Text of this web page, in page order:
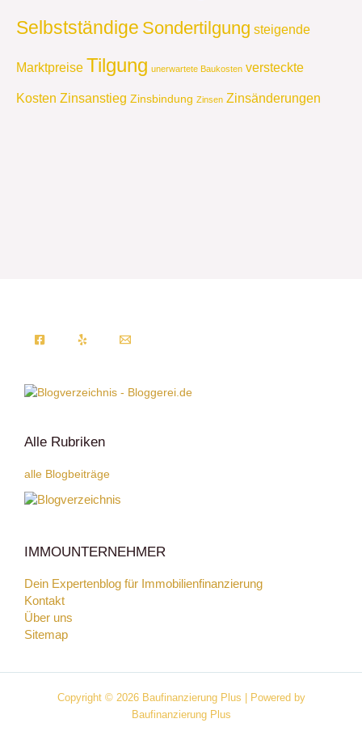
Selbstständige Sondertilgung steigende
Marktpreise Tilgung unerwartete Baukosten versteckte
Kosten Zinsanstieg Zinsbindung Zinsen Zinsänderungen
Alle Rubriken
alle Blogbeiträge
IMMOUNTERNEHMER
Dein Expertenblog für Immobilienfinanzierung
Kontakt
Über uns
Sitemap
Copyright © 2026 Baufinanzierung Plus | Powered by
Baufinanzierung Plus